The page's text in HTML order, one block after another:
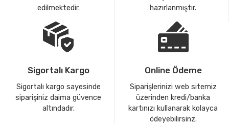
edilmektedir.
hazırlanmıştır.
Sigortalı Kargo
Sigortalı kargo sayesinde
siparişiniz daima güvence
altındadır.
Online Ödeme
Siparişlerinizi web sitemiz
üzerinden kredi/banka
kartınızı kullanarak kolayca
ödeyebilirsinz.